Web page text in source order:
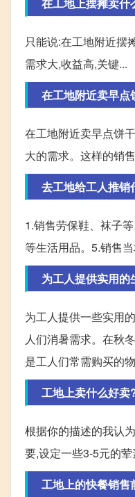
只能说:在工地附近摆
需求大,收益高,关键...
在工地附近卖早点
在工地附近卖早点饼
大的需求。这样的销
去工地给工人推销
1.销售劳保鞋、袜子
等生活用品。5.销售
为工人提供实用
为工人提供一些实用
人们消暑需求。在秋
是工人们常需购买的
工地上卖什么好卖
根据你的描述的我认
要,设定一些3-5元的荤
工地上的快餐销售